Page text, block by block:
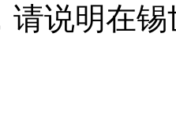
请说明在